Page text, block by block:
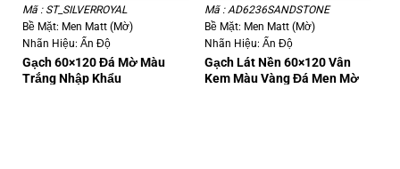
Mã : ST_SILVERROYAL
Bề Mặt: Men Matt (Mờ)
Nhãn Hiệu: Ấn Độ
Gạch 60×120 Đá Mờ Màu
Trắng Nhập Khẩu
Mã : AD6236SANDSTONE
Bề Mặt: Men Matt (Mờ)
Nhãn Hiệu: Ấn Độ
Gạch Lát Nền 60×120 Vân
Kem Màu Vàng Đá Men Mờ